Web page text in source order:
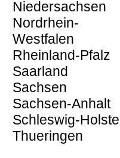
Niedersachsen
Nordrhein-
Westfalen
Rheinland-Pfalz
Saarland
Sachsen
Sachsen-Anhalt
Schleswig-
Thueringen